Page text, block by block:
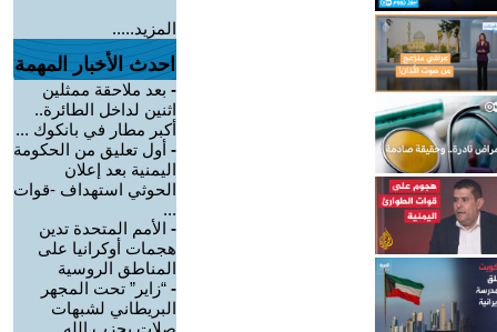
المزيد.....
احدث الأخبار المهمة
- بعد ملاحقة ممثلين
اثنين لداخل الطائرة..
أكبر مطار في بانكوك ...
- أول تعليق من الحكومة
اليمنية بعد إعلان
الحوثي استهداف -قوات
...
- الأمم المتحدة تدين
هجمات أوكرانيا على
المناطق الروسية
- “زاير” تحت المجهر
البريطاني لشبهات
صلات بحزب الله